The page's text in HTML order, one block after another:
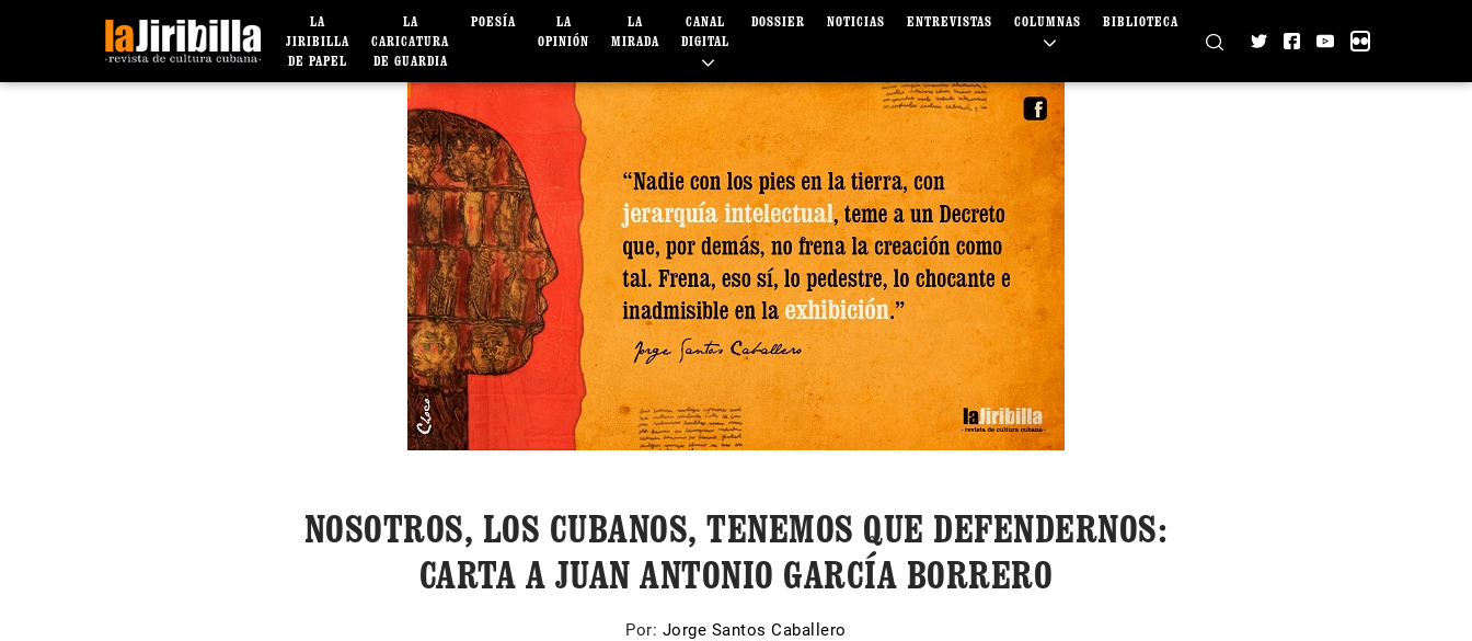
LA
JIRIBILLA
DE PAPEL
LA
CARICATURA
DE GUARDIA
POESÍA
LA
OPINIÓN
LA
MIRADA
CANAL
DIGITAL
DOSSIER NOTICIAS ENTREVISTAS COLUMNAS BIBLIOTECA
NOSOTROS, LOS CUBANOS, TENEMOS QUE DEFENDERNOS:
CARTA A JUAN ANTONIO GARCÍA BORRERO
Por: Jorge Santos Caballero